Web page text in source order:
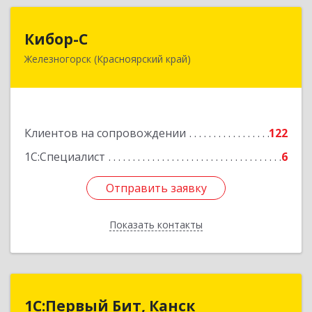
Кибор-С
Железногорск (Красноярский край)
Клиентов на сопровождении
122
1С:Специалист
6
Отправить заявку
Показать контакты
662973, Красноярский край, Железногорск г,
Отправить заявку
Назад
1С:Первый Бит, Канск